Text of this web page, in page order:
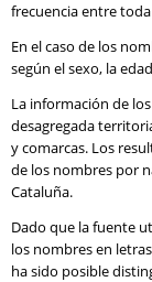
frecuencia entre
En el caso de los
según el sexo, la
La información de
desagregada
y comarcas. Los
de los nombres por
Cataluña.
Dado que la fuente
los nombres en
ha sido posible